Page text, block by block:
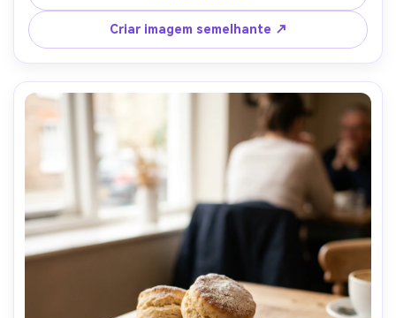
olhar, ultra nítido, estilo comercial dramático-AR 4:5
Criar imagem semelhante ↗